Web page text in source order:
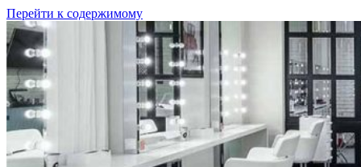
Перейти к содержимому